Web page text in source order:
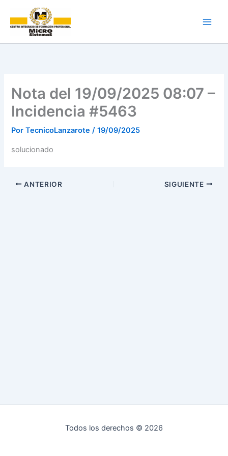
contenido
Nota del 19/09/2025 08:07 –
Incidencia #5463
PorTecnicoLanzarote/19/09/2025
solucionado
ANTERIOR SIGUIENTE
Todos los derechos © 2026